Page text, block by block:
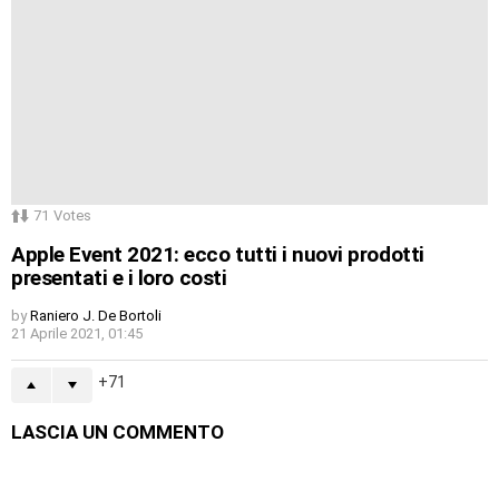
71 Votes
Apple Event 2021: ecco tutti i nuovi prodotti
presentati e i loro costi
by Raniero J. De Bortoli
21 Aprile 2021, 01:45
71
LASCIA UN COMMENTO